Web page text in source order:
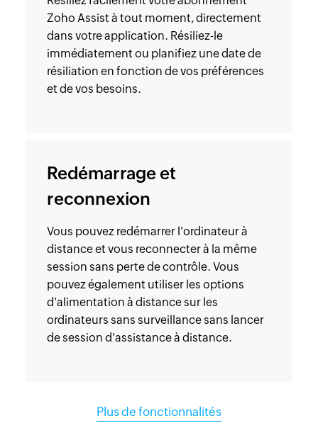
Zoho Assist à tout moment, directement
dans votre application. Résiliez-le
immédiatement ou planifiez une date de
résiliation en fonction de vos préférences
et de vos besoins.
Redémarrage et
reconnexion
Vous pouvez redémarrer l'ordinateur à
distance et vous reconnecter à la même
session sans perte de contrôle. Vous
pouvez également utiliser les options
d'alimentation à distance sur les
ordinateurs sans surveillance sans lancer
de session d'assistance à distance.
Plus de fonctionnalités